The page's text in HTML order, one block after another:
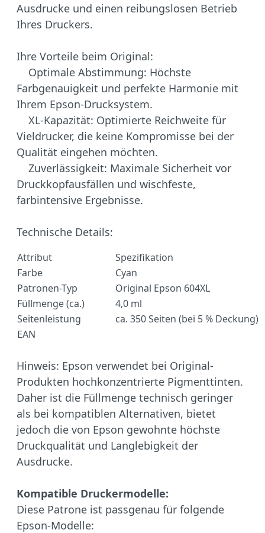
Ausdrucke und einen reibungslosen Betrieb
Ihres Druckers.
Ihre Vorteile beim Original:
Optimale Abstimmung: Höchste
Farbgenauigkeit und perfekte Harmonie mit
Ihrem Epson-Drucksystem.
XL-Kapazität: Optimierte Reichweite für
Vieldrucker, die keine Kompromisse bei der
Qualität eingehen möchten.
Zuverlässigkeit: Maximale Sicherheit vor
Druckkopfausfällen und wischfeste,
farbintensive Ergebnisse.
Technische Details:
Attribut
Spezifikation
Farbe
Cyan
Patronen-Typ
Original Epson 604XL
Füllmenge (ca.)
4,0 ml
Seitenleistung
ca. 350 Seiten (bei 5 % Deckung)
EAN
Hinweis: Epson verwendet bei Original-
Produkten hochkonzentrierte Pigmenttinten.
Daher ist die Füllmenge technisch geringer
als bei kompatiblen Alternativen, bietet
jedoch die von Epson gewohnte höchste
Druckqualität und Langlebigkeit der
Ausdrucke.
Kompatible Druckermodelle:
Diese Patrone ist passgenau für folgende
Epson-Modelle: